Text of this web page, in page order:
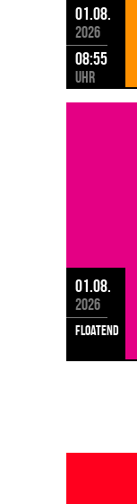
01.08.
2026
08:55
Uhr
01.08.
2026
floatend